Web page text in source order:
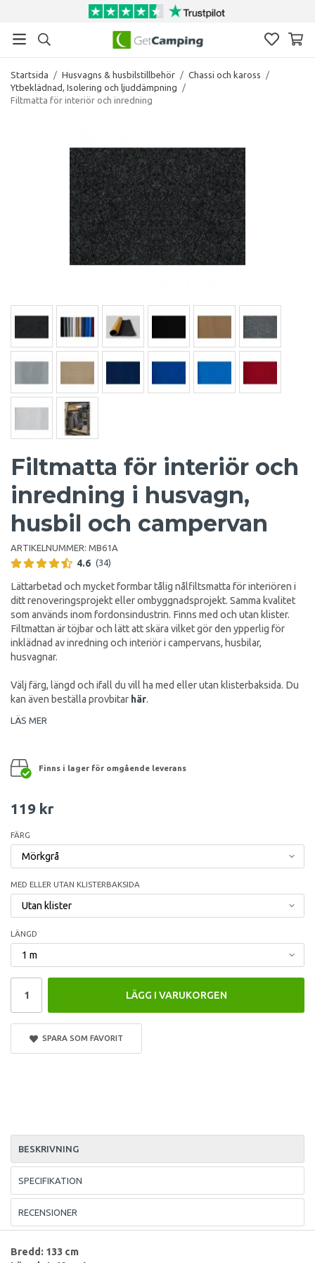
Startsida / Husvagns & husbilstillbehör / Chassi och kaross
/
Ytbeklädnad, Isolering och ljuddämpning
/
Filtmatta för interiör och inredning
Filtmatta för interiör och
inredning i husvagn,
husbil och campervan
ARTIKELNUMMER: MB61A
4.6 (34)
Lättarbetad och mycket formbar tålig nålfiltsmatta för interiören i
ditt renoveringsprojekt eller ombyggnadsprojekt. Samma kvalitet
som används inom fordonsindustrin. Finns med och utan klister.
Filtmattan är töjbar och lätt att skära vilket gör den ypperlig för
inklädnad av inredning och interiör i campervans, husbilar,
husvagnar.
Välj färg, längd och ifall du vill ha med eller utan klisterbaksida. Du
kan även beställa provbitar här.
LÄS MER
Finns i lager för omgående leverans
119 kr
FÄRG
MED ELLER UTAN KLISTERBAKSIDA
LÄNGD
LÄGG I VARUKORGEN
SPARA SOM FAVORIT
BESKRIVNING
SPECIFIKATION
RECENSIONER
Bredd: 133 cm